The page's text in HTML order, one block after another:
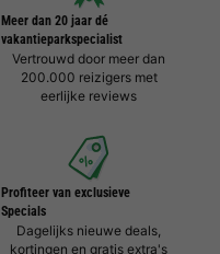
Meer dan 20 jaar dé
vakantieparkspecialist
Vertrouwd door meer dan
200.000 reizigers met
eerlijke reviews
Profiteer van exclusieve
Specials
Dagelijks nieuwe deals,
kortingen en gratis extra's